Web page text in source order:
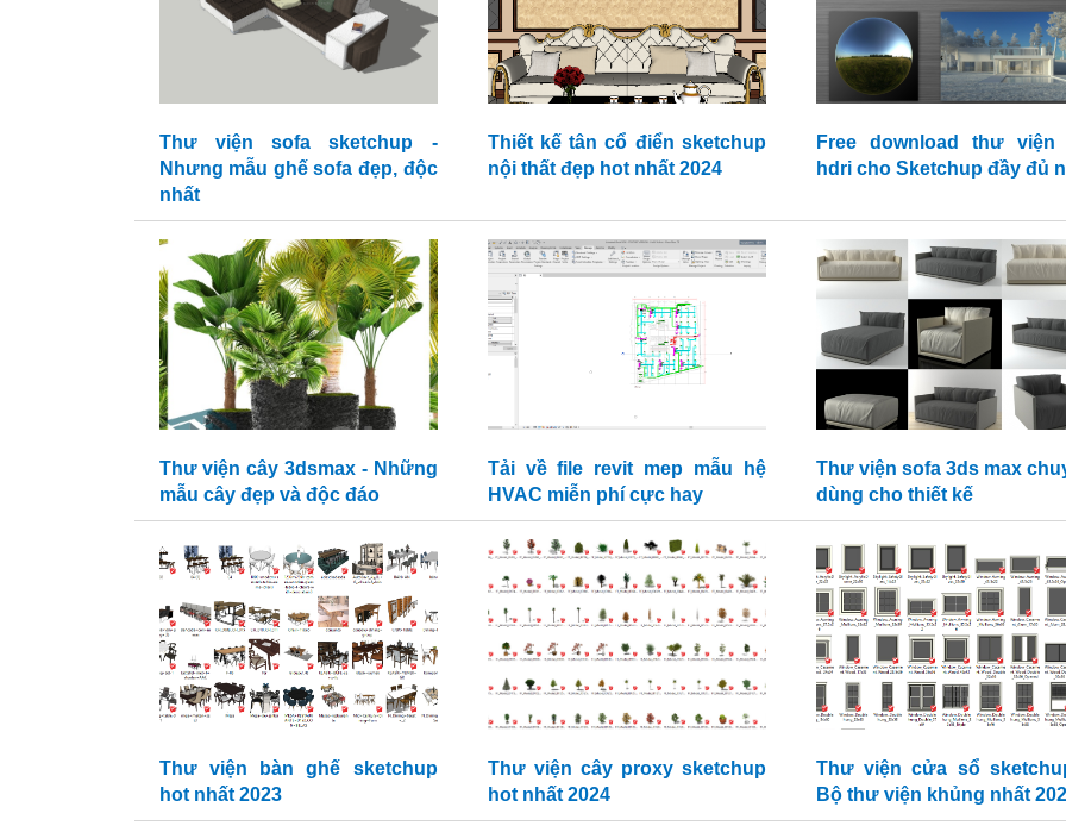
Thư viện sofa sketchup -
Nhưng mẫu ghế sofa đẹp, độc
nhất
Thiết kế tân cổ điển sketchup
nội thất đẹp hot nhất 2024
Free download thư viện
hdri cho Sketchup đầy đủ
Thư viện cây 3dsmax - Những
mẫu cây đẹp và độc đáo
Tải về file revit mep mẫu hệ
HVAC miễn phí cực hay
Thư viện sofa 3ds max
dùng cho thiết kế
Thư viện bàn ghế sketchup
hot nhất 2023
Thư viện cây proxy sketchup
hot nhất 2024
Thư viện cửa sổ
Bộ thư viện khủng nhất